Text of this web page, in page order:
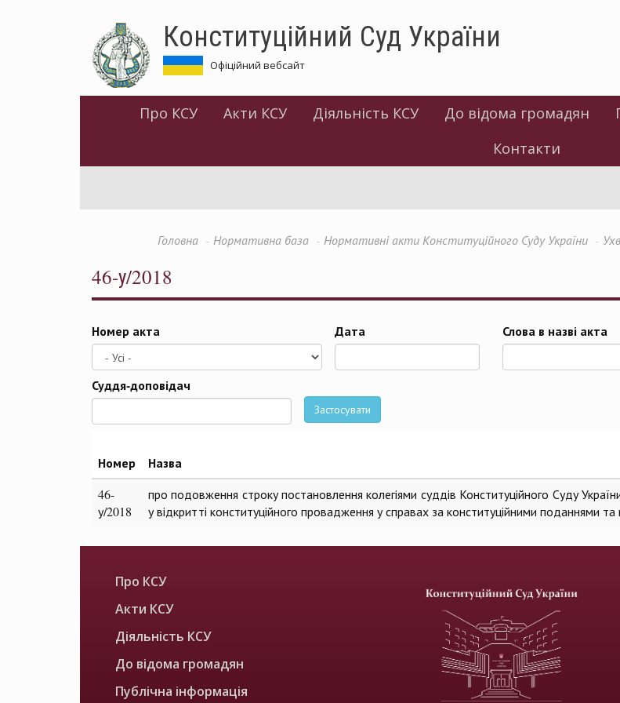
Конституційний Суд України
Офіційний вебсайт
Про КСУ Акти КСУ Діяльність КСУ До відома громадян
Контакти
Головна Нормативна база Нормативні акти Конституційного Суду України
46-у/2018
Номер акта Дата Слова в назві акта
Суддя-доповідач
Застосувати
Номер Назва
46-
у/2018
про подовження строку постановлення колегіями суддів Конституційного Суду
у відкритті конституційного провадження у справах за конституційними поданнями та
Про КСУ
Акти КСУ
Діяльність КСУ
До відома громадян
Публічна інформація